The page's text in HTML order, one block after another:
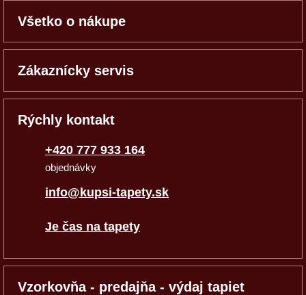
Všetko o nákupe
Zákaznícky servis
Rýchly kontakt
+420 777 933 164
objednávky
info@kupsi-tapety.sk
Je čas na tapety
Vzorkovňa - predajňa - výdaj tapiet